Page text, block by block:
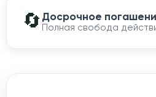
🔄 Досрочное
Полная свобода